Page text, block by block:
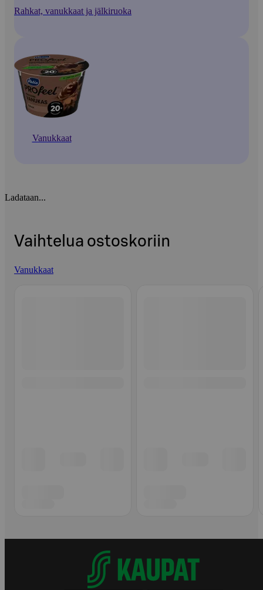
Rahkat, vanukkaat ja jälkiruoka
Vanukkaat
Ladataan...
Vaihtelua ostoskoriin
Vanukkaat